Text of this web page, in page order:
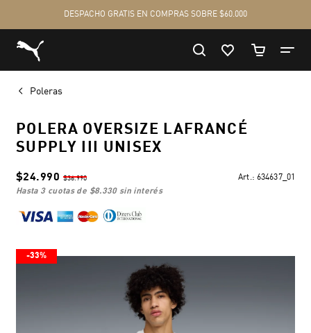
Poleras
POLERA OVERSIZE LAFRANCÉ
SUPPLY III UNISEX
$24.990 $36.990 Art.: 634637_01
hasta 3 cuotas de $8.330sin interés
-33%